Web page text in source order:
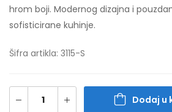
hrom boji. Modernog dizajna i
sofisticirane kuhinje.
Šifra artikla: 3115-S
Dodaj u